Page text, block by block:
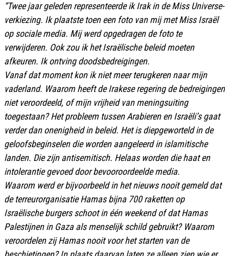
“Twee jaar geleden representeerde ik Irak in de Miss Universe-
verkiezing. Ik plaatste toen een foto van mij met Miss Israël
op sociale media. Mij werd opgedragen de foto te
verwijderen. Ook zou ik het Israëlische beleid moeten
afkeuren. Ik ontving doodsbedreigingen.
Vanaf dat moment kon ik niet meer terugkeren naar mijn
vaderland. Waarom heeft de Irakese regering de bedreigingen
niet veroordeeld, of mijn vrijheid van meningsuiting
toegestaan? Het probleem tussen Arabieren en Israëli’s gaat
verder dan onenigheid in beleid. Het is diepgeworteld in de
geloofsbeginselen die worden aangeleerd in islamitische
landen. Die zijn antisemitisch. Helaas worden die haat en
intolerantie gevoed door bevooroordeelde media.
Waarom werd er bijvoorbeeld in het nieuws nooit gemeld dat
de terreurorganisatie Hamas bijna 700 raketten op
Israëlische burgers schoot in één weekend of dat Hamas
Palestijnen in Gaza als menselijk schild gebruikt? Waarom
veroordelen zij Hamas nooit voor het starten van de